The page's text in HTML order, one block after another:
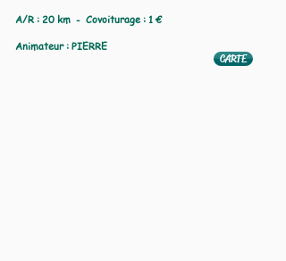
A/R : 20 km - Covoiturage : 1 €
Animateur : PIERRE
CARTE